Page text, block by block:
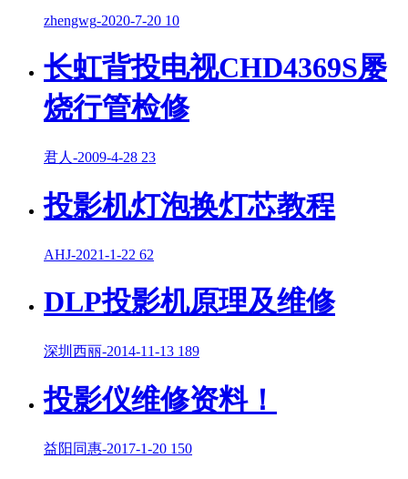
zhengwg-2020-7-20 10
长虹背投电视CHD4369S屡
烧行管检修
君人 -2009-4-28 23
投影机灯泡换灯芯教程
AHJ-2021-1-22 62
DLP投影机原理及维修
深圳西丽-2014-11-13 189
投影仪维修资料！
益阳同惠-2017-1-20 150